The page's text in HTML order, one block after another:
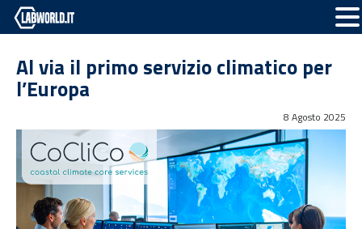
Al via il primo servizio climatico per
l’Europa
8 Agosto 2025